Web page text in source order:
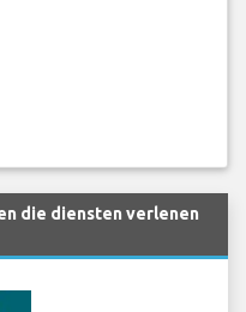
die diensten verlenen